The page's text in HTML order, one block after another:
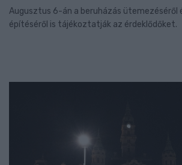
Augusztus 6-án a beruházás ütemezéséről
építéséről is tájékoztatják az érdeklődőket.